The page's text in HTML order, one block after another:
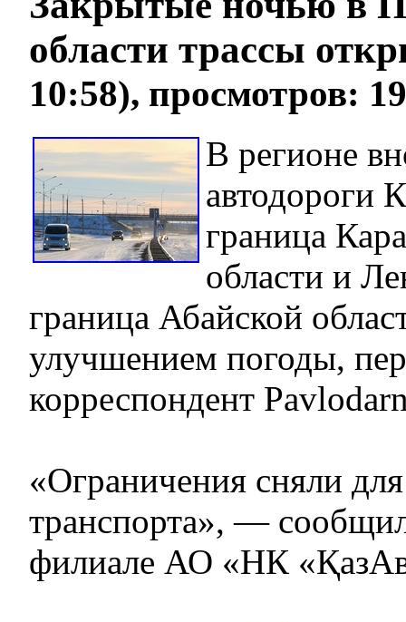
области трассы
10:58), просмотров:
В регионе
автодороги
граница
области и
граница Абайской
улучшением погоды,
корреспондент
«Ограничения сняли
транспорта», —
филиале АО «НК